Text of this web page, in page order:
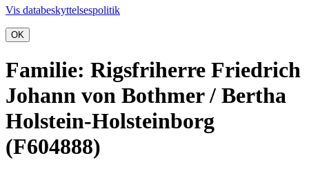
Vis databeskyttelsespolitik
OK
Familie: Rigsfriherre Friedrich
Johann von Bothmer / Bertha
Holstein-Holsteinborg
(F604888)